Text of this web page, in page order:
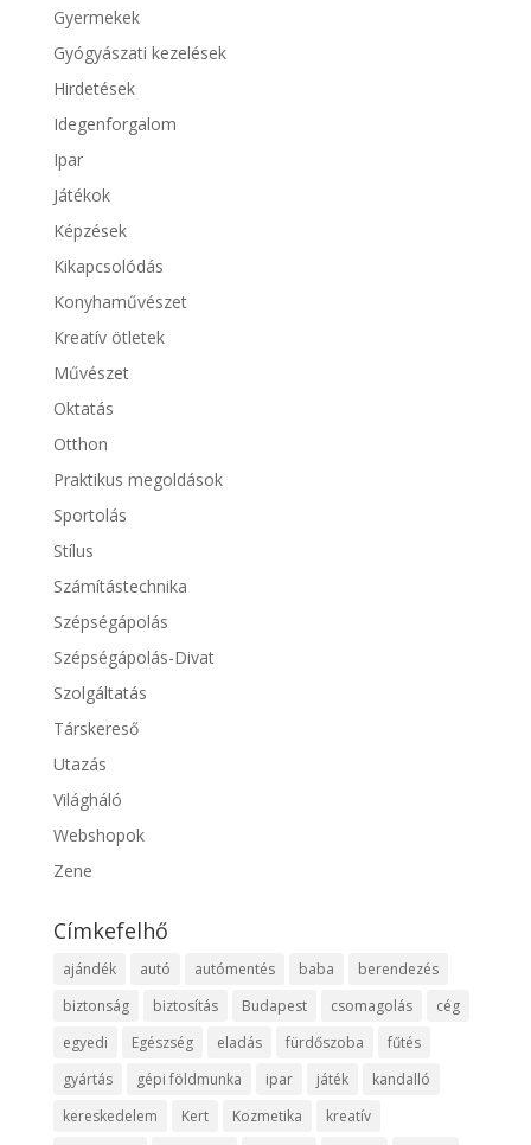
Gyermekek
Gyógyászati kezelések
Hirdetések
Idegenforgalom
Ipar
Játékok
Képzések
Kikapcsolódás
Konyhaművészet
Kreatív ötletek
Művészet
Oktatás
Otthon
Praktikus megoldások
Sportolás
Stílus
Számítástechnika
Szépségápolás
Szépségápolás-Divat
Szolgáltatás
Társkereső
Utazás
Világháló
Webshopok
Zene
Címkefelhő
ajándék autó autómentés baba
berendezés
biztonság
biztosítás Budapest csomagolás
cég
egyedi
Egészség eladás fürdőszoba
fűtés
gyártás
gépi földmunka ipar játék
kandalló
kereskedelem
Kert Kozmetika
kreatív